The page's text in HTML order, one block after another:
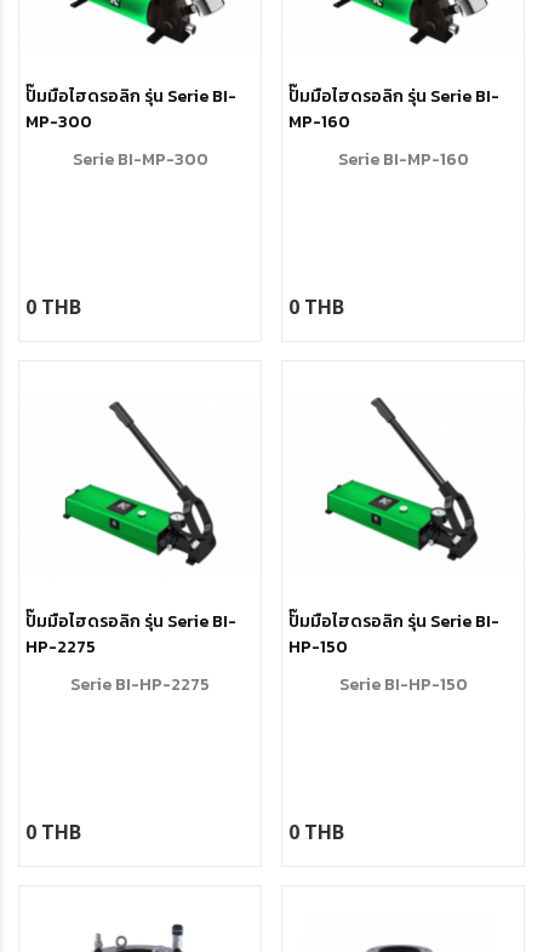
ปั๊มมือไฮดรอลิก รุ่น Serie BI-
MP-300
Serie BI-MP-300
0 THB
ปั๊มมือไฮดรอลิก รุ่น Serie BI-
MP-160
Serie BI-MP-160
0 THB
ปั๊มมือไฮดรอลิก รุ่น Serie BI-
HP-2275
Serie BI-HP-2275
0 THB
ปั๊มมือไฮดรอลิก รุ่น Serie BI-
HP-150
Serie BI-HP-150
0 THB